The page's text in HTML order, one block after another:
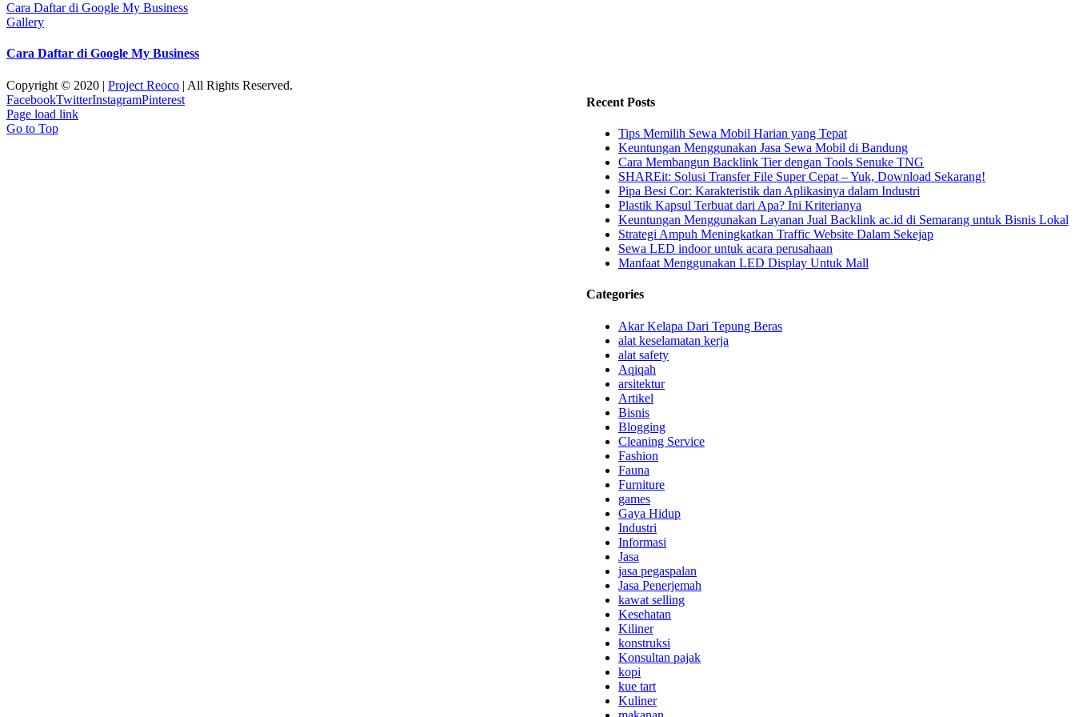
Cara Daftar di Google My Business
Gallery
Cara Daftar di Google My Business
Recent Posts
Tips Memilih Sewa Mobil Harian yang Tepat
Keuntungan Menggunakan Jasa Sewa Mobil di Bandung
Cara Membangun Backlink Tier dengan Tools Senuke TNG
SHAREit: Solusi Transfer File Super Cepat – Yuk, Download Sekarang!
Pipa Besi Cor: Karakteristik dan Aplikasinya dalam Industri
Plastik Kapsul Terbuat dari Apa? Ini Kriterianya
Keuntungan Menggunakan Layanan Jual Backlink ac.id di Semarang untuk Bisnis Lokal
Strategi Ampuh Meningkatkan Traffic Website Dalam Sekejap
Sewa LED indoor untuk acara perusahaan
Manfaat Menggunakan LED Display Untuk Mall
Categories
Akar Kelapa Dari Tepung Beras
alat keselamatan kerja
alat safety
Aqiqah
arsitektur
Artikel
Bisnis
Blogging
Cleaning Service
Fashion
Fauna
Furniture
games
Gaya Hidup
Industri
Informasi
Jasa
jasa pegaspalan
Jasa Penerjemah
kawat selling
Kesehatan
Kiliner
konstruksi
Konsultan pajak
kopi
kue tart
Kuliner
Copyright © 2020 | Project Reoco | All Rights Reserved.
FacebookTwitterInstagramPinterest
Page load link
Go to Top